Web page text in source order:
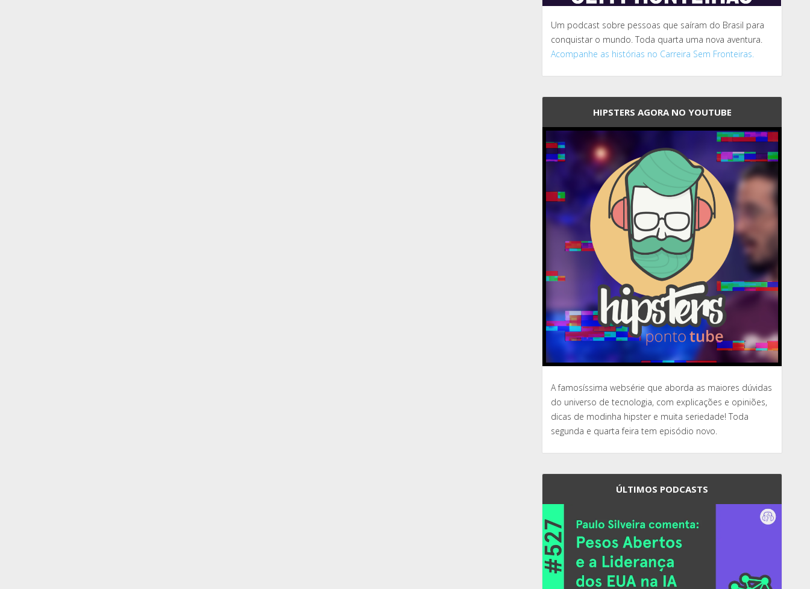
Um podcast sobre pessoas que saíram do Brasil para
conquistar o mundo. Toda quarta uma nova aventura.
Acompanhe as histórias no Carreira Sem Fronteiras.
HIPSTERS AGORA NO YOUTUBE
A famosíssima websérie que aborda as maiores dúvidas
do universo de tecnologia, com explicações e opiniões,
dicas de modinha hipster e muita seriedade! Toda
segunda e quarta feira tem episódio novo.
ÚLTIMOS PODCASTS